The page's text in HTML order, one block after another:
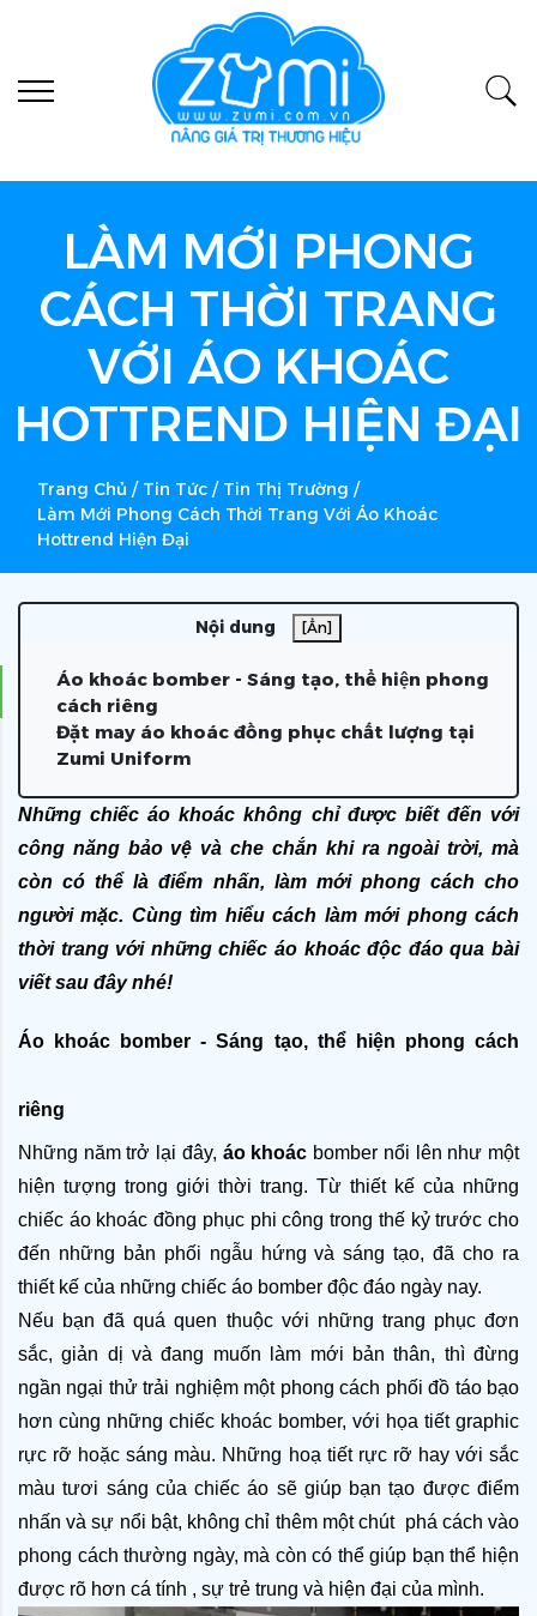
LÀM MỚI PHONG
CÁCH THỜI TRANG
VỚI ÁO KHOÁC
HOTTREND HIỆN ĐẠI
Trang Chủ / Tin Tức / Tin Thị Trường /
Làm Mới Phong Cách Thời Trang Với Áo Khoác
Hottrend Hiện Đại
Nội dung [Ẩn]
Áo khoác bomber - Sáng tạo, thể hiện phong
cách riêng
Đặt may áo khoác đồng phục chất lượng tại
Zumi Uniform
Những chiếc áo khoác không chỉ được biết đến với
công năng bảo vệ và che chắn khi ra ngoài trời, mà
còn có thể là điểm nhấn, làm mới phong cách cho
người mặc. Cùng tìm hiểu cách làm mới phong cách
thời trang với những chiếc áo khoác độc đáo qua bài
viết sau đây nhé!
Áo khoác bomber - Sáng tạo, thể hiện phong cách
riêng
Những năm trở lại đây, áo khoác bomber nổi lên như một
hiện tượng trong giới thời trang. Từ thiết kế của những
chiếc áo khoác đồng phục phi công trong thế kỷ trước cho
đến những bản phối ngẫu hứng và sáng tạo, đã cho ra
thiết kế của những chiếc áo bomber độc đáo ngày nay.
Nếu bạn đã quá quen thuộc với những trang phục đơn
sắc, giản dị và đang muốn làm mới bản thân, thì đừng
ngần ngại thử trải nghiệm một phong cách phối đồ táo bạo
hơn cùng những chiếc khoác bomber, với họa tiết graphic
rực rỡ hoặc sáng màu. Những hoạ tiết rực rỡ hay với sắc
màu tươi sáng của chiếc áo sẽ giúp bạn tạo được điểm
nhấn và sự nổi bật, không chỉ thêm một chút  phá cách vào
phong cách thường ngày, mà còn có thể giúp bạn thể hiện
được rõ hơn cá tính , sự trẻ trung và hiện đại của mình.